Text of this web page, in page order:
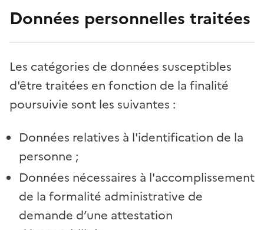
Données personnelles traitées
Les catégories de données susceptibles
d'être traitées en fonction de la finalité
poursuivie sont les suivantes :
Données relatives à l'identification de la
personne ;
Données nécessaires à l'accomplissement
de la formalité administrative de
demande d’une attestation